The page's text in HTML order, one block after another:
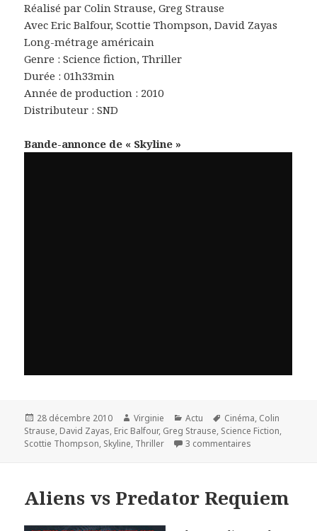
Réalisé par Colin Strause, Greg Strause
Avec Eric Balfour, Scottie Thompson, David Zayas
Long-métrage américain
Genre : Science fiction, Thriller
Durée : 01h33min
Année de production : 2010
Distributeur : SND
Bande-annonce de « Skyline »
Publié
le
28 décembre 2010 Auteur
Virginie Catégories
Actu
Mots-
clés
Cinéma, Colin
Strause, David Zayas, Eric Balfour, Greg Strause, Science Fiction,
Scottie Thompson, Skyline, Thriller 3 commentaires
Aliens vs Predator Requiem